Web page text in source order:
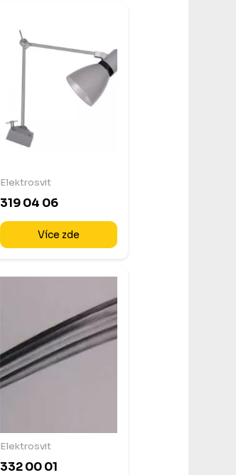
Elektrosvit
319 04 06
Více zde
Elektrosvit
332 00 01